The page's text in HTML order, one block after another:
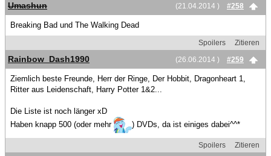
(21.04.2014 )
#258
Umashun
Breaking Bad und The Walking Dead
Spoilers
Zitieren
(26.06.2014 )
#259
Rainbow_Dash1990
Ziemlich beste Freunde, Herr der Ringe, Der Hobbit, Dragonheart 1,
Ritter aus Leidenschaft, Harry Potter 1&2...
Die Liste ist noch länger xD
Haben knapp 500 (oder mehr
) DVDs, da ist einiges dabei^^*
Spoilers
Zitieren